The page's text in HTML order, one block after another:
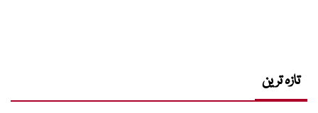
تازہ ترین